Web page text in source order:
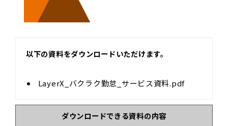
以下の資料をダウンロードいただけます。
LayerX_バクラク勤怠_サービス資料.pdf
ダウンロードできる資料の内容